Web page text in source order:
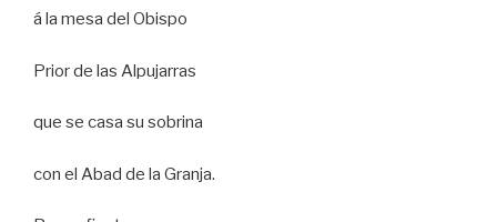
á la mesa del Obispo
Prior de las Alpujarras
que se casa su sobrina
con el Abad de la Granja.